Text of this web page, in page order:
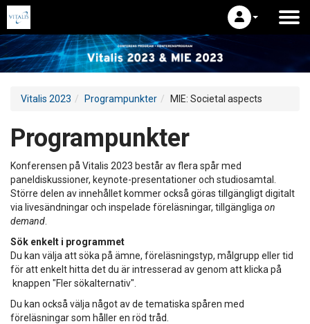
Vitalis 2023 Programpunkter MIE: Societal aspects
Programpunkter
Konferensen på Vitalis 2023 består av flera spår med
paneldiskussioner, keynote-presentationer och studiosamtal.
Större delen av innehållet kommer också göras tillgängligt digitalt
via livesändningar och inspelade föreläsningar, tillgängliga on
demand
Sök enkelt i programmet
Du kan välja att söka på ämne, föreläsningstyp, målgrupp eller tid
för att enkelt hitta det du är intresserad av genom att klicka på
knappen "Fler sökalternativ".
Du kan också välja något av de tematiska spåren med
föreläsningar som håller en röd tråd.